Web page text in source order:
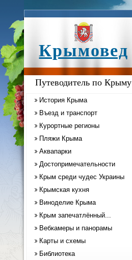
Крымовед
Путеводитель по Крыму
История Крыма
Въезд и транспорт
Курортные регионы
Пляжи Крыма
Аквапарки
Достопримечательности
Крым среди чудес Украины
Крымская кухня
Виноделие Крыма
Крым запечатлённый...
Вебкамеры и панорамы
Карты и схемы
Библиотека